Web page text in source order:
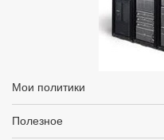
Мои политики
Полезное